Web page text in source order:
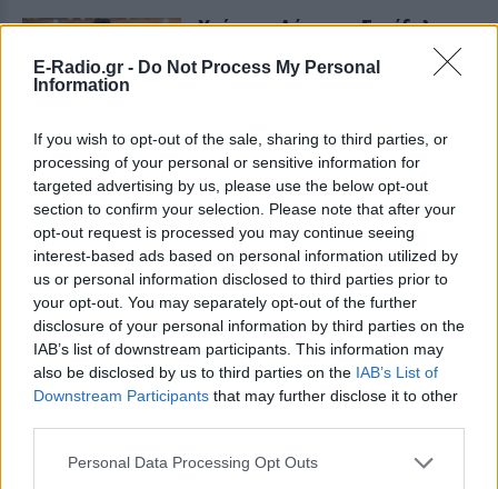
E-Radio.gr - Do Not Process My Personal
Information
If you wish to opt-out of the sale, sharing to third parties, or
processing of your personal or sensitive information for
targeted advertising by us, please use the below opt-out
section to confirm your selection. Please note that after your
opt-out request is processed you may continue seeing
interest-based ads based on personal information utilized by
us or personal information disclosed to third parties prior to
your opt-out. You may separately opt-out of the further
disclosure of your personal information by third parties on the
IAB’s list of downstream participants. This information may
also be disclosed by us to third parties on the IAB’s List of
Downstream Participants that may further disclose it to other
Personal Data Processing Opt Outs
Χρήστος Δάντης: «Συνάδελφοι
προσπαθούν να ξεχάσουν ότι
έγραψα το """"My Number
Ο συνθέτης μίλησε ανοιχτά για την
αχαριστία που βιώνει στον χώρο της
μουσικής, 22 χρόνια μετά τη νίκη της
Ελλάδας στη Eurovision.
Νεαρός στο λιμάνι του Πειραιά:
«Πάω διακοπές έναν μήνα» ‑ Η
απίθανη ατάκα στην κάμερα του
MEGA
Η κάμερα της εκπομπής «Κοινωνία Ώρα
MEGA» κατέγραψε τη διασκεδαστική
στιγμή από το λιμάνι του Πειραιά, την
Η Ελένη Βουλγαράκη ξεσπά για